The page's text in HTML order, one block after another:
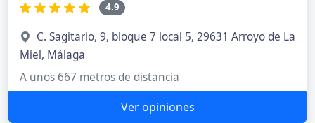
4.9
C. Sagitario, 9, bloque 7 local 5, 29631 Arroyo de La
Miel, Málaga
A unos 667 metros de distancia
Ver opiniones